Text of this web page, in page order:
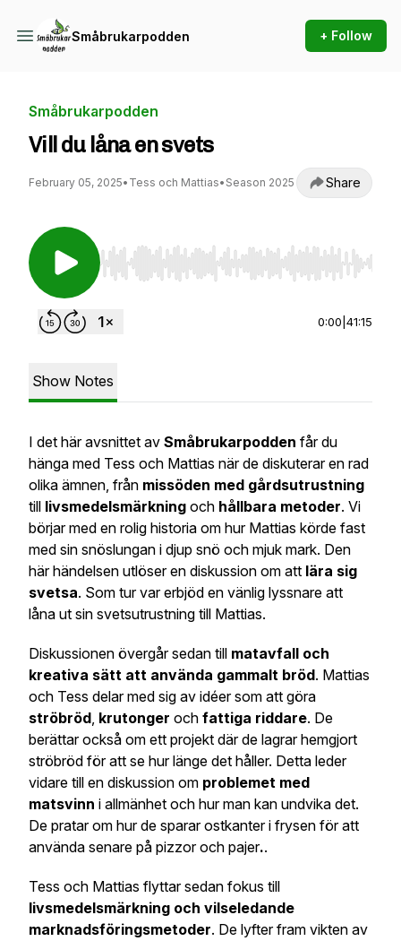
Småbrukarpodden + Follow
Småbrukarpodden
Vill du låna en svets
February 05, 2025• Tess och Mattias• Season 2025 Share
Use Left/Right to seek, Home/End to jump to
0:00 41:15
Show Notes
I det här avsnittet av Småbrukarpodden får du
hänga med Tess och Mattias när de diskuterar en rad
olika ämnen, från missöden med gårdsutrustning
till livsmedelsmärkning och hållbara metoder. Vi
börjar med en rolig historia om hur Mattias körde fast
med sin snöslungan i djup snö och mjuk mark. Den
här händelsen utlöser en diskussion om att lära sig
svetsa. Som tur var erbjöd en vänlig lyssnare att
låna ut sin svetsutrustning till Mattias.
Diskussionen övergår sedan till matavfall och
kreativa sätt att använda gammalt bröd. Mattias
och Tess delar med sig av idéer som att göra
ströbröd, krutonger och fattiga riddare. De
berättar också om ett projekt där de lagrar hemgjort
ströbröd för att se hur länge det håller. Detta leder
vidare till en diskussion om problemet med
matsvinn i allmänhet och hur man kan undvika det.
De pratar om hur de sparar ostkanter i frysen för att
använda senare på pizzor och pajer..
Tess och Mattias flyttar sedan fokus till
livsmedelsmärkning och vilseledande
marknadsföringsmetoder. De lyfter fram vikten av